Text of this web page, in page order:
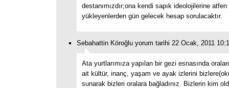
destanımızdır;ona kendi sapık ideolojilerine atfen
yükleyenlerden gün gelecek hesap sorulacaktır.
Sebahattin Köroğlu yorum tarihi 22 Ocak, 2011
Ata yurtlarımıza yapılan bir gezi esnasında
ait kültür, inanç, yaşam ve ayak izlerini
sunarak bizleri oralara bağladınız. Bizlerin kim